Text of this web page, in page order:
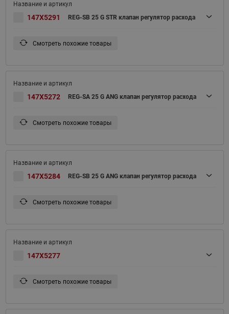
147X5291 REG-SB 25 G STR клапан регулятор расхода
Смотреть похожие товары
147X5272 REG-SA 25 G ANG клапан регулятор расхода
Смотреть похожие товары
147X5284 REG-SB 25 G ANG клапан регулятор расхода
Смотреть похожие товары
147X5277
Смотреть похожие товары